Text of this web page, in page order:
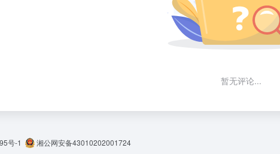
暂无评论...
号-1 湘公网安备43010202001724